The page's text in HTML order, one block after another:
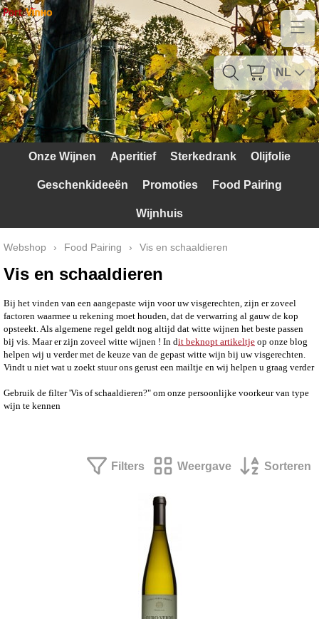
Home
Contact
Mijn account
Verzendkosten
Witte druiven
Rode Druiven
NL
Onze Wijnen Aperitief Sterkedrank Olijfolie
Geschenkideeën Promoties Food Pairing
Wijnhuis
Webshop › Food Pairing › Vis en schaaldieren
Vis en schaaldieren
Bij het vinden van een aangepaste wijn voor uw visgerechten, zijn er zoveel
factoren waarmee u rekening moet houden, dat de verwarring al gauw de kop
opsteekt. Als algemene regel geldt nog altijd dat witte wijnen het beste passen
bij vis. Maar er zijn zoveel witte wijnen ! In dit beknopt artikeltje op onze blog
helpen wij u verder met de keuze van de gepast witte wijn bij uw visgerechten.
Vindt u niet wat u zoekt stuur ons gerust een mailtje en wij helpen u graag verder
Gebruik de filter 'Vis of schaaldieren?" om onze persoonlijke voorkeur van type
wijn te kennen
Filters Weergave Sorteren